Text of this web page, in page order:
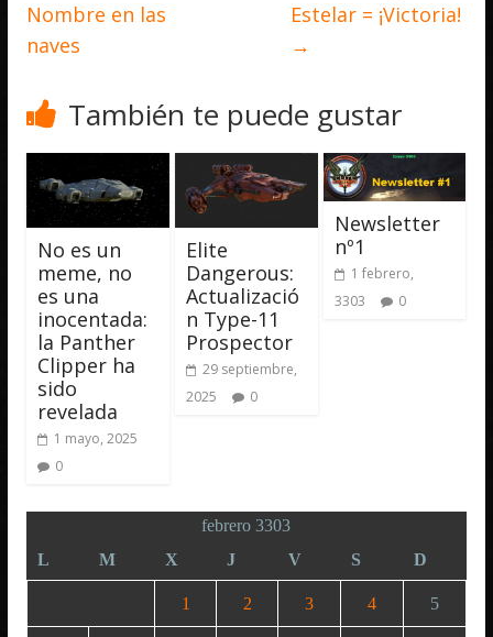
Nombre en las
naves
Estelar = ¡Victoria!
→
También te puede gustar
No es un
meme, no
es una
inocentada:
la Panther
Clipper ha
sido
revelada
1 mayo, 2025
0
Elite
Dangerous:
Actualizació
n Type-11
Prospector
29 septiembre,
2025
0
Newsletter
nº1
1 febrero,
3303
0
febrero 3303
L
M X J V S D
1 2 3 4 5